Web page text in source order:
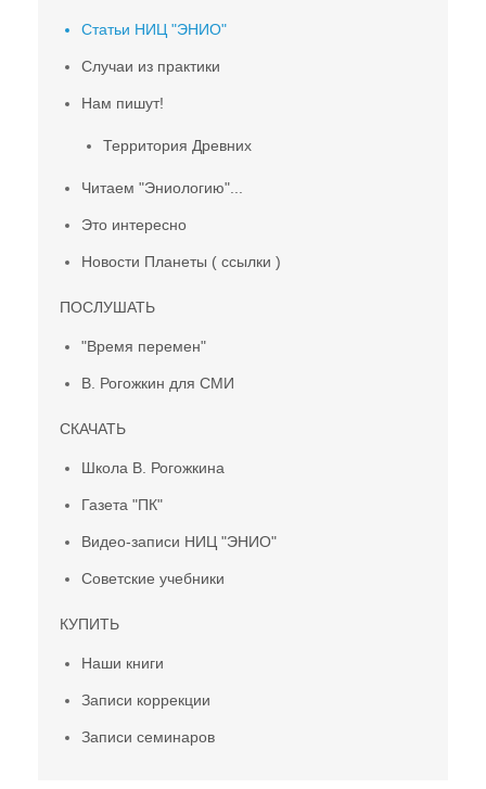
Статьи НИЦ "ЭНИО"
Случаи из практики
Нам пишут!
Территория Древних
Читаем "Эниологию"...
Это интересно
Новости Планеты ( ссылки )
ПОСЛУШАТЬ
"Время перемен"
В. Рогожкин для СМИ
СКАЧАТЬ
Школа В. Рогожкина
Газета "ПК"
Видео-записи НИЦ "ЭНИО"
Советские учебники
КУПИТЬ
Наши книги
Записи коррекции
Записи семинаров